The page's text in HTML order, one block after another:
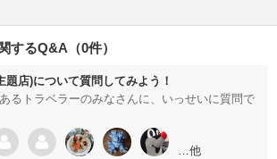
するQ&A（0件）
題店)について質問してみよう！
るトラベラーのみなさんに、いっせいに質問で
…他